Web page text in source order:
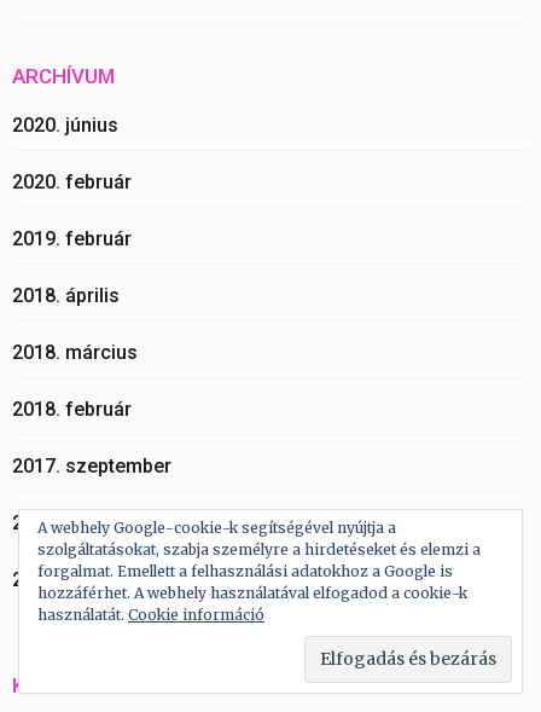
ARCHÍVUM
2020. június
2020. február
2019. február
2018. április
2018. március
2018. február
2017. szeptember
2017. augusztus
2017. július
KATEGÓRIÁK
A webhely Google-cookie-k segítségével nyújtja a
szolgáltatásokat, szabja személyre a hirdetéseket és elemzi a
forgalmat. Emellett a felhasználási adatokhoz a Google is
hozzáférhet. A webhely használatával elfogadod a cookie-k
használatát. Cookie információ